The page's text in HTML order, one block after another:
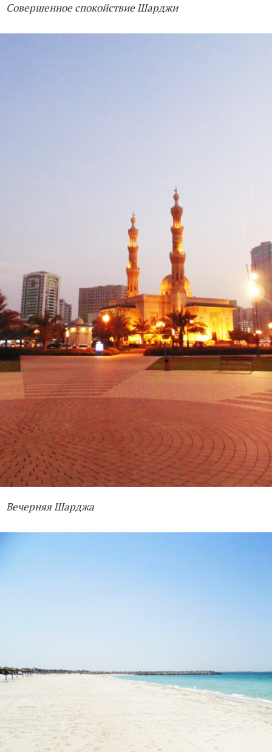
Совершенное спокойствие Шарджи
Вечерняя Шарджа